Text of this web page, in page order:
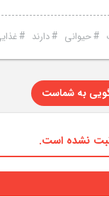
#حیوانی #دارند #
به شماست
نشده است.